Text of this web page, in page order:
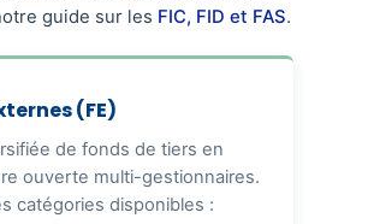
guide sur les FIC, FID et FAS.
(FE)
de fonds de tiers en
ouverte multi-gestionnaires.
catégories disponibles :